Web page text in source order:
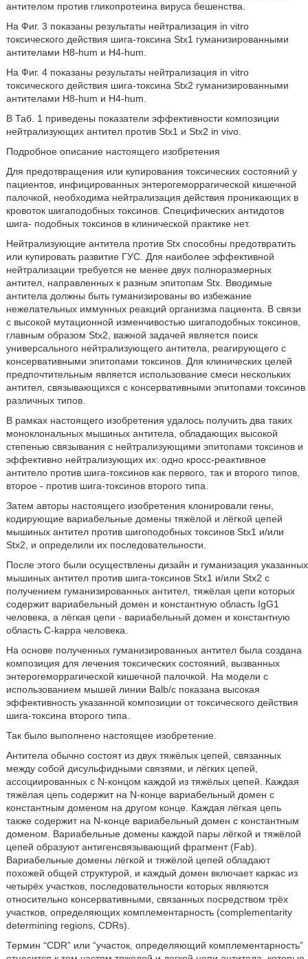
антителом против гликопротеина вируса бешенства.
На Фиг. 3 показаны результаты нейтрализация in vitro
токсического действия шига-токсина Stx1 гуманизированными
антителами Н8-hum и Н4-hum.
На Фиг. 4 показаны результаты нейтрализация in vitro
токсического действия шига-токсина Stx2 гуманизированными
антителами Н8-hum и Н4-hum.
В Таб. 1 приведены показатели эффективности композиции
нейтрализующих антител против Stx1 и Stx2 in vivo.
Подробное описание настоящего изобретения
Для предотвращения или купирования токсических состояний у
пациентов, инфицированных энтерогеморрагической кишечной
палочкой, необходима нейтрализация действия проникающих в
кровоток шигаподобных токсинов. Специфических антидотов
шига- подобных токсинов в клинической практике нет.
Нейтрализующие антитела против Stx способны предотвратить
или купировать развитие ГУС. Для наиболее эффективной
нейтрализации требуется не менее двух полноразмерных
антител, направленных к разным эпитопам Stx. Вводимые
антитела должны быть гуманизированы во избежание
нежелательных иммунных реакций организма пациента. В связи
с высокой мутационной изменчивостью шигаподобных токсинов,
главным образом Stx2, важной задачей является поиск
универсального нейтрализующего антитела, реагирующего с
консервативными эпитопами токсинов. Для клинических целей
предпочтительным является использование смеси нескольких
антител, связывающихся с консервативными эпитопами токсинов
различных типов.
В рамках настоящего изобретения удалось получить два таких
моноклональных мышиных антитела, обладающих высокой
степенью связывания с нейтрализующими эпитопами токсинов и
эффективно нейтрализующих их: одно кросс-реактивное
антитело против шига-токсинов как первого, так и второго типов,
второе - против шига-токсинов второго типа.
Затем авторы настоящего изобретения клонировали гены,
кодирующие вариабельные домены тяжёлой и лёгкой цепей
мышиных антител против шигоподобных токсинов Stx1 и/или
Stx2, и определили их последовательности.
После этого были осуществлены дизайн и гуманизация указанных
мышиных антител против шига-токсинов Stx1 и/или Stx2 с
получением гуманизированных антител, тяжёлая цепи которых
содержит вариабельный домен и константную область IgG1
человека, а лёгкая цепи - вариабельный домен и константную
область C-kappa человека.
На основе полученных гуманизированных антител была создана
композиция для лечения токсических состояний, вызванных
энтерогеморрагической кишечной палочкой. На модели с
использованием мышей линии Balb/c показана высокая
эффективность указанной композиции от токсического действия
шига-токсина второго типа.
Так было выполнено настоящее изобретение.
Антитела обычно состоят из двух тяжёлых цепей, связанных
между собой дисульфидными связями, и лёгких цепей,
ассоциированных с N-концом каждой из тяжёлых цепей. Каждая
тяжёлая цепь содержит на N-конце вариабельный домен с
константным доменом на другом конце. Каждая лёгкая цепь
также содержит на N-конце вариабельный домен с константным
доменом. Вариабельные домены каждой пары лёгкой и тяжёлой
цепей образуют антигенсвязывающий фрагмент (Fab).
Вариабельные домены лёгкой и тяжёлой цепей обладают
похожей общей структурой, и каждый домен включает каркас из
четырёх участков, последовательности которых являются
относительно консервативными, связанных посредством трёх
участков, определяющих комплементарность (complementarity
determining regions, CDRs).
Термин “CDR” или “участок, определяющий комплементарность”